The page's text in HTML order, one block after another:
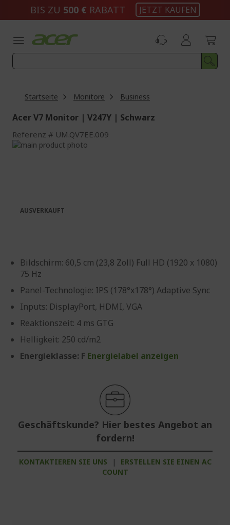
BIS ZU 500 € RABATT JETZT KAUFEN
Startseite Monitore Business
Acer V7 Monitor | V247Y | Schwarz
Referenz UM.QV7EE.009
Zum
Bildschirm: 60,5 cm (23,8 Zoll) Full HD (1920 x 1080)
75 Hz
Panel-Technologie: IPS (178°x178°) Adaptive Sync
Inputs: DisplayPort, HDMI, VGA
Reaktionszeit: 4 ms GTG
Helligkeit: 250 cd/m2
Energieklasse: F Energielabel anzeigen
Geschäftskunde? Hier bestes Angebot an
fordern!
KONTAKTIEREN SIE UNS |
ERSTELLEN SIE EINEN AC
COUNT
AUSVERKAUFT